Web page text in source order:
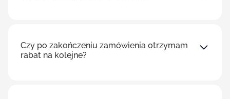
Czy po zakończeniu zamówienia otrzymam
rabat na kolejne?